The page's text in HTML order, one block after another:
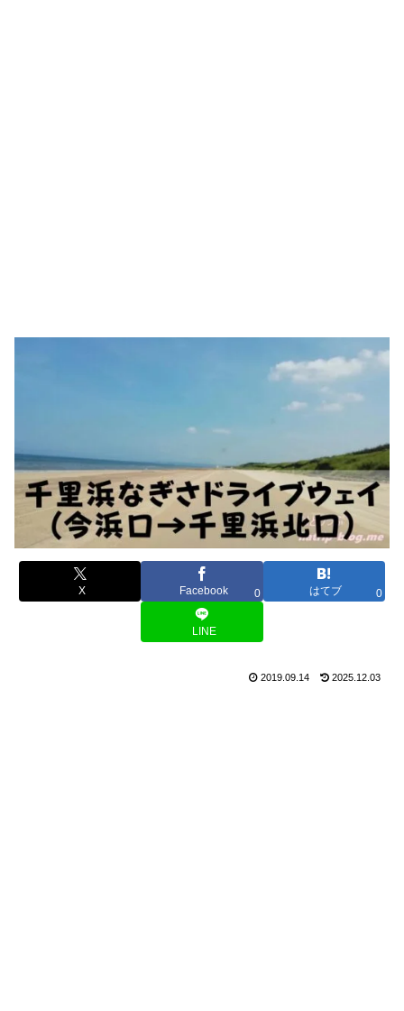
X Facebook 0 はてブ 0
LINE
2019.09.14 2025.12.03